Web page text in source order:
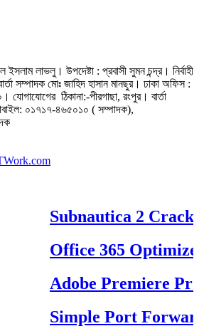
লাভলু। উপদেষ্টা : প্রবাসী সুমন চন্দ্র। নির্বাহী
সম্পাদক মোঃ জাহিদ হাসান মানছুর। ঢাকা অফিস :
ঠিকানা:-পীরগাছা‌, রংপুর। বার্তা
০১৭১৭-৪৬৫০১০ ( সম্পাদক),
Subnautica 2 Crack
Office 365
Adobe Premiere
Simple Port